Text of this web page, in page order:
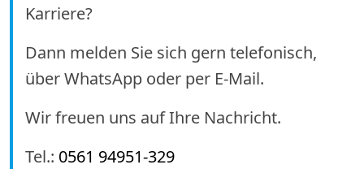
Karriere?
Dann melden Sie sich gern telefonisch,
über WhatsApp oder per E-Mail.
Wir freuen uns auf Ihre Nachricht.
Tel.: 0561 94951-329